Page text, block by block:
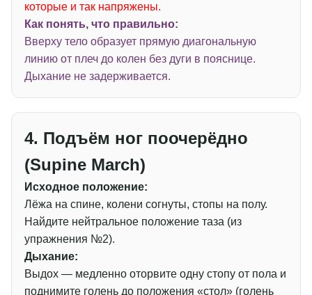
которые и так напряжены.
Как понять, что правильно:
Вверху тело образует прямую диагональную
линию от плеч до колен без дуги в пояснице.
Дыхание не задерживается.
4. Подъём ног поочерёдно
(Supine March)
Исходное положение:
Лёжа на спине, колени согнуты, стопы на полу.
Найдите нейтральное положение таза (из
упражнения №2).
Дыхание:
Выдох — медленно оторвите одну стопу от пола и
поднимите голень до положения «стол» (голень